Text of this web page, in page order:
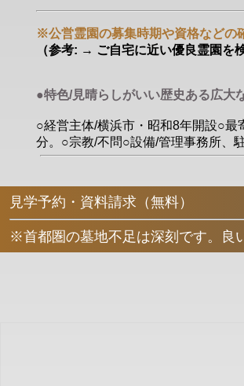
※公営霊園の募集時期や資格などの
（参考: → ご自宅に近い優良霊園を
●特色/見晴らしがいい歴史ある広大
○経営主体/横浜市・昭和8年開設○
分。○宗教/不問○設備/管理事務所、
見学予約・資料請求（無料）
※首都圏の墓地不足は深刻です。良